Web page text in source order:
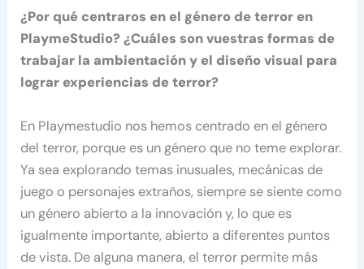
¿Por qué centraros en el género de terror en
PlaymeStudio? ¿Cuáles son vuestras formas de
trabajar la ambientación y el diseño visual para
lograr experiencias de terror?
En Playmestudio nos hemos centrado en el género
del terror, porque es un género que no teme explorar.
Ya sea explorando temas inusuales, mecánicas de
juego o personajes extraños, siempre se siente como
un género abierto a la innovación y, lo que es
igualmente importante, abierto a diferentes puntos
de vista. De alguna manera, el terror permite más